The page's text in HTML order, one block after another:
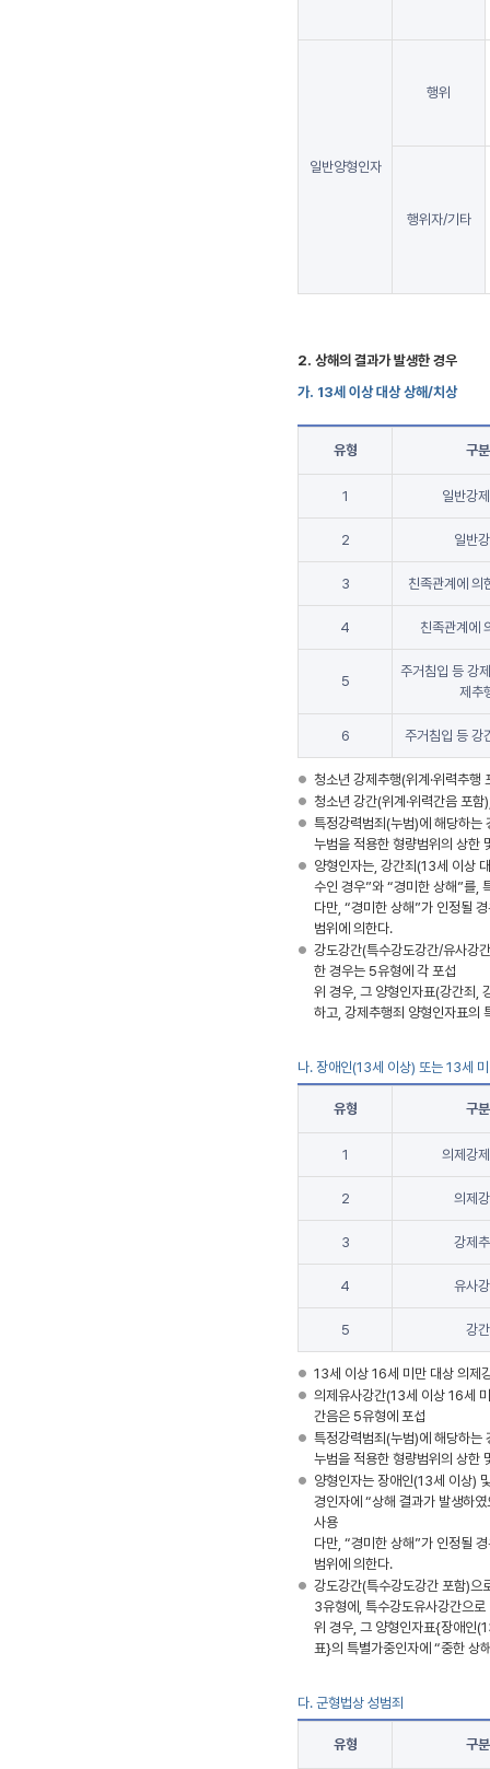
일반양형인자
행위
행위자/기타
2. 상해의 결과가 발생한 경우
가. 13세 이상 대상 상해/치상
유형 구분
1 일반강
2 일반
3 친족관계에 의
4 친족관계에
5
주거침입 등 강
제추
6 주거침입 등 강
청소년 강제추행(위계·위력추
청소년 강간(위계·위력간음 포
특정강력범죄(누범)에 해당하는
누범을 적용한 형량범위의 상한
양형인자는, 강간죄(13세 이상
수인 경우”와 “경미한 상해”를,
다만, “경미한 상해”가 인정될
범위에 의한다.
강도강간(특수강도강간/유사강
한 경우는 5유형에 각 포섭
위 경우, 그 양형인자표(강간죄,
하고, 강제추행죄 양형인자표의
나. 장애인(13세 이상) 또는 13세
유형 구분
1 의제강
2 의제
3 강제
4 유사
5 강간
13세 이상 16세 미만 대상 의제
의제유사강간(13세 이상 16세
간음은 5유형에 포섭
특정강력범죄(누범)에 해당하는
누범을 적용한 형량범위의 상한
양형인자는 장애인(13세 이상)
경인자에 “상해 결과가 발생하
사용
다만, “경미한 상해”가 인정될
범위에 의한다.
강도강간(특수강도강간 포함)으
3유형에, 특수강도유사강간으
위 경우, 그 양형인자표{장애인
표}의 특별가중인자에 “중한 상
다. 군형법상 성범죄
유형 구분